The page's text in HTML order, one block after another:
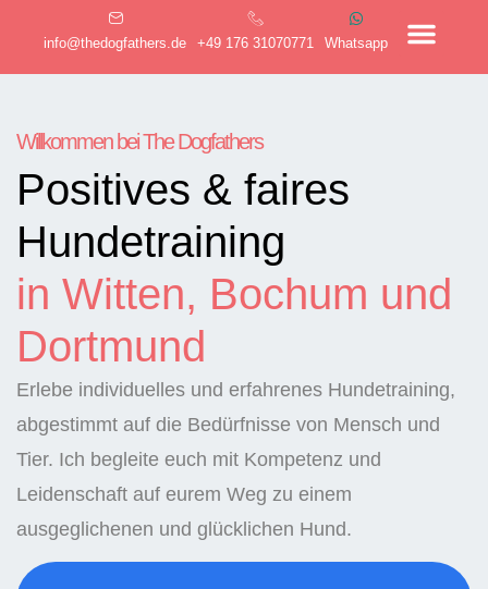
info@thedogfathers.de +49 176 31070771 Whatsapp
Willkommen bei The Dogfathers
Positives & faires
Hundetraining
in Witten, Bochum und
Dortmund
Erlebe individuelles und erfahrenes Hundetraining,
abgestimmt auf die Bedürfnisse von Mensch und
Tier. Ich begleite euch mit Kompetenz und
Leidenschaft auf eurem Weg zu einem
ausgeglichenen und glücklichen Hund.